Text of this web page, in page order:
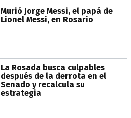
Murió Jorge Messi, el papá de
Lionel Messi, en Rosario
La Rosada busca culpables
después de la derrota en el
Senado y recalcula su
estrategia